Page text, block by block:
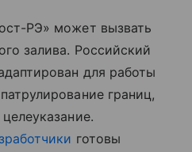
РЭ» может вызвать
залива. Российский
для работы
границ,
готовы